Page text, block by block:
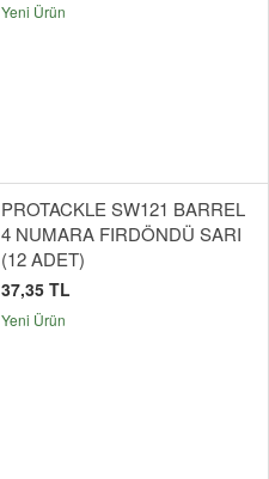
Yeni Ürün
PROTACKLE SW121 BARREL
4 NUMARA FIRDÖNDÜ SARI
(12 ADET)
37,35 TL
Yeni Ürün